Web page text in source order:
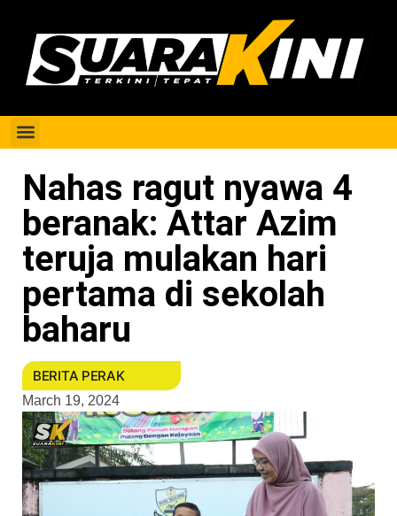
Nahas ragut nyawa 4
beranak: Attar Azim
teruja mulakan hari
pertama di sekolah
baharu
BERITA PERAK
March 19, 2024